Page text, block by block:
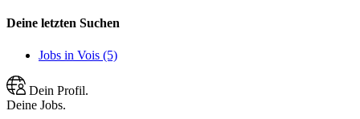
Deine letzten Suchen
Jobs in Vois (5)
Dein Profil.
Deine Jobs.